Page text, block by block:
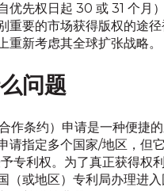
优先权日起 30 或 31 个月
重要的市场获得版权的途径
重新考虑其全球扩张战略。
问题
作条约）申请是一种便捷
请指定多个国家/地区，但
专利权。为了真正获得权
（或地区）专利局办理进